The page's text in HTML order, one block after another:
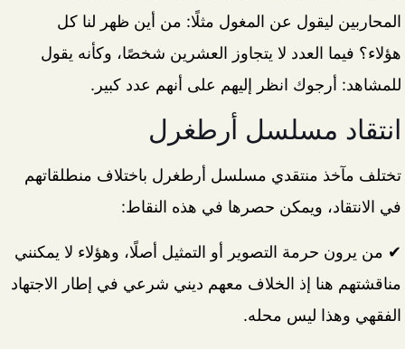
المحاربين ليقول عن المغول مثلًا: من أين ظهر لنا كل
هؤلاء؟ فيما العدد لا يتجاوز العشرين شخصًا، وكأنه يقول
للمشاهد: أرجوك انظر إليهم على أنهم عدد كبير.
انتقاد مسلسل أرطغرل
تختلف مآخذ منتقدي مسلسل أرطغرل باختلاف منطلقاتهم
في الانتقاد، ويمكن حصرها في هذه النقاط:
✔ من يرون حرمة التصوير أو التمثيل أصلًا، وهؤلاء لا يمكنني
مناقشتهم هنا إذ الخلاف معهم ديني شرعي في إطار الاجتهاد
الفقهي وهذا ليس محله.